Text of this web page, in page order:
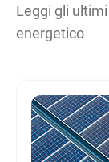
Leggi gli
energetico